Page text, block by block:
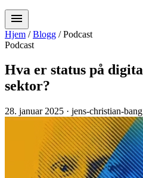
menu
Hjem / Blogg / Podcast
Podcast
Hva er status på
sektor?
28. januar 2025 · jens-christian-bang